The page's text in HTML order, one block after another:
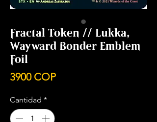
Fractal Token // Lukka,
Wayward Bonder Emblem
Foil
3900 COPPrecio
Cantidad *